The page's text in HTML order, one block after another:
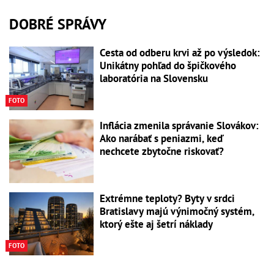
DOBRÉ SPRÁVY
FOTO
Cesta od odberu krvi až po výsledok:
Unikátny pohľad do špičkového
laboratória na Slovensku
Inflácia zmenila správanie Slovákov:
Ako narábať s peniazmi, keď
nechcete zbytočne riskovať?
FOTO
Extrémne teploty? Byty v srdci
Bratislavy majú výnimočný systém,
ktorý ešte aj šetrí náklady